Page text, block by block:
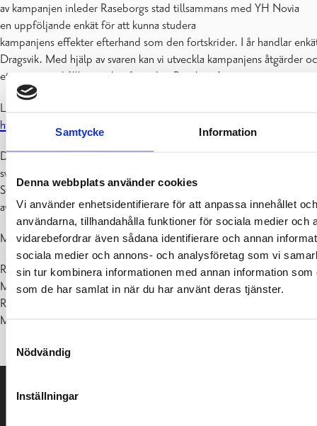
Samtycke Information
Denna webbplats använder cookies
Vi använder enhetsidentifierare för att anpassa innehållet
användarna, tillhandahålla funktioner för sociala medier och
vidarebefordrar även sådana identifierare och annan
sociala medier och annons- och analysföretag som vi
sin tur kombinera informationen med annan information
som de har samlat in när du har använt deras tjänster.
Nödvändig
Inställningar
av kampanjen inleder Raseborgs stad tillsammans med YH Novia
en uppföljande enkät för att kunna studera
kampanjens effekter efterhand som den fortskrider. I år handlar
Dragsvik. Med hjälp av svaren kan vi utveckla kampanjens åtgärder
ett ännu mer hållbart och mångsidigt Raseborg!
Länken till enkäten:
https://link.webropolsurveys.com/s/BiodiversityRaseborg
Det tar cirka 2–3 minuter att besvara enkäten och man kan svara på
svenska, finska eller engelska.
Svaren är anonyma och kan användas som en del
av forskningsmaterial.
Mer information om enkäten och kampanjen Vildare Raseborg:
Ruslan Gunko, forskare, YH Novia
Miina
Rautiainen, sakkunnig inom hållbar utveckling, Raseborgs stad
Maria Eriksson, parkchef, Raseborgs stad